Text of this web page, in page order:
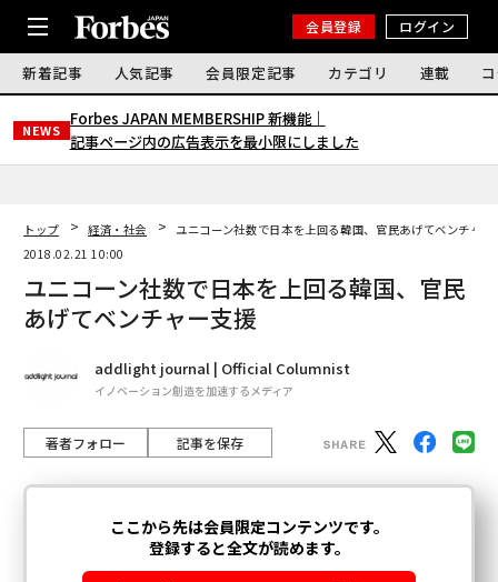
会員登録 ログイン
新着記事 人気記事 会員限定記事 カテゴリ 連載
NEWS
Forbes JAPAN MEMBERSHIP 新機能｜
記事ページ内の広告表示を最小限にしました
トップ 経済・社会
ユニコーン社数で日本を上回る韓国、官民あげてベンチャー
2018.02.21 10:00
ユニコーン社数で日本を上回る韓国、官民
あげてベンチャー支援
addlight journal | Official Columnist
イノベーション創造を加速するメディア
著者フォロー 記事を保存